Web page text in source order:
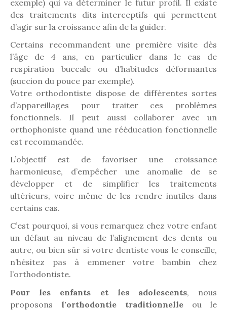
exemple) qui va déterminer le futur profil. Il existe
des traitements dits interceptifs qui permettent
d’agir sur la croissance afin de la guider.
Certains recommandent une première visite dès
l’âge de 4 ans, en particulier dans le cas de
respiration buccale ou d’habitudes déformantes
(succion du pouce par exemple).
Votre orthodontiste dispose de différentes sortes
d’appareillages pour traiter ces problèmes
fonctionnels. Il peut aussi collaborer avec un
orthophoniste quand une rééducation fonctionnelle
est recommandée.
L’objectif est de favoriser une croissance
harmonieuse, d’empêcher une anomalie de se
développer et de simplifier les traitements
ultérieurs, voire même de les rendre inutiles dans
certains cas.
C’est pourquoi, si vous remarquez chez votre enfant
un défaut au niveau de l’alignement des dents ou
autre, ou bien sûr si votre dentiste vous le conseille,
n’hésitez pas à emmener votre bambin chez
l’orthodontiste.
Pour les enfants et les adolescents, nous
proposons l'orthodontie traditionnelle ou le